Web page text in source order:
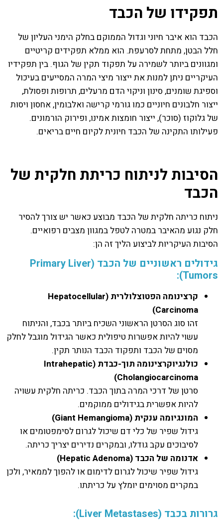
תפקידו של הכבד
הכבד הוא איבר חיוני וגדול הממוקם בחלק הימני העליון של
חלל הבטן, מתחת לסרעפת. הוא ממלא תפקידים קריטיים
ומגוונים ביותר לשמירה על תפקוד תקין של הגוף. בין תפקידיו
העיקריים ניתן למנות את ייצור מיצי המרה המסייעים בעיכול
וספיגת שומנים, סינון וניקוי הדם מרעלים, תרופות ופסולת,
ייצור חלבונים חיוניים כמו גורמי קרישה ואלבומין, אחסון ויסות
של גלוקוז (סוכר), ייצור חומצות אמינו, ופירוק הורמונים.
פעילותו התקינה של הכבד חיונית לקיום חיים בריאים.
הסיבות לניתוח כריתת חלקית של
הכבד
ניתוח כריתה חלקית של הכבד מבוצע כאשר יש צורך להסיר
חלק נגוע מהאיבר במטרה לטפל במגוון מצבים רפואיים.
הסיבות העיקריות לביצוע הליך זה הן:
גידולים ראשוניים של הכבד (Primary Liver
Tumors):
קרצינומה הפטוצלולרית (Hepatocellular
Carcinoma
)
זהו סוג הסרטן הראשוני השכיח ביותר בכבד, והניתוח
עשוי להיות אפשרות טיפולית כאשר הגידול מוגבל לחלק
מסוים של הכבד ותפקוד הכבד הנותר תקין.
כולנגיוקרצינומה תוך-כבדת (Intrahepatic
Cholangiocarcinoma
)
סרטן של דרכי המרה בתוך הכבד. כריתה חלקית עשויה
להיות אפשרית בגידולים ממוקמים.
המונגיומה ענקית (Giant Hemangioma
)
גידול שפיר של כלי דם שיכול לגרום לסימפטומים או
לסיבוכים עקב גודלו, ובמקרים נדירים יצריך כריתה.
אדנומה של הכבד (Hepatic Adenoma
)
גידול שפיר שיכול לגרום לדימום או להפוך לממאיר, ולכן
במקרים מסוימים יומלץ על כריתתו.
גרורות בכבד (Liver Metastases):